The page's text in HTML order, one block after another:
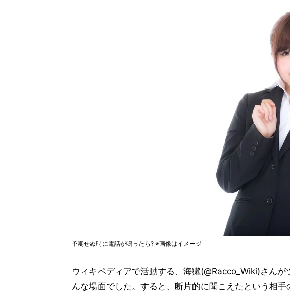
予期せぬ時に電話が鳴ったら? ※画像はイメージ
ウィキペディアで活動する、海獺(@Racco_Wiki)さん
んな場面でした。すると、断片的に聞こえたという相